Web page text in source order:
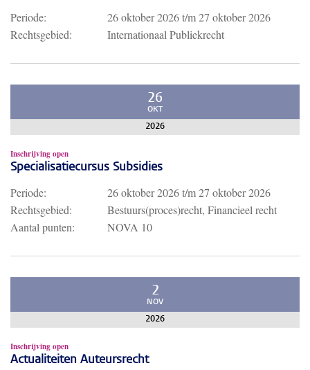
Periode: 26 oktober 2026t/m27 oktober 2026
Rechtsgebied:
Internationaal Publiekrecht
26
OKT
2026
Inschrijving open
Specialisatiecursus Subsidies
Periode: 26 oktober 2026t/m27 oktober 2026
Rechtsgebied:
Bestuurs(proces)recht, Financieel recht
Aantal punten:
NOVA 10
2
NOV
2026
Inschrijving open
Actualiteiten Auteursrecht